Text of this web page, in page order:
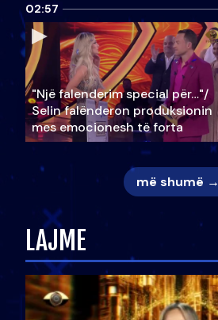
02:57
"Një falenderim special për…"/
Selin falënderon produksionin
mes emocionesh të forta
më shumë →
LAJME